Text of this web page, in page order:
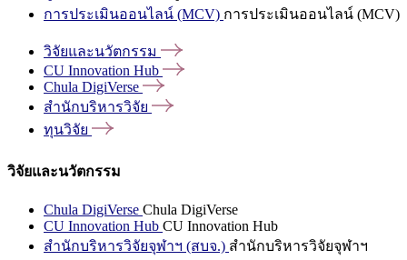
การประเมินออนไลน์ (MCV) การประเมินออนไลน์ (MCV)
วิจัยและนวัตกรรม
CU Innovation Hub
Chula DigiVerse
สำนักบริหารวิจัย
ทุนวิจัย
วิจัยและนวัตกรรม
Chula DigiVerse Chula DigiVerse
CU Innovation Hub CU Innovation Hub
สำนักบริหารวิจัยจุฬาฯ (สบจ.) สำนักบริหารวิจัยจุฬาฯ